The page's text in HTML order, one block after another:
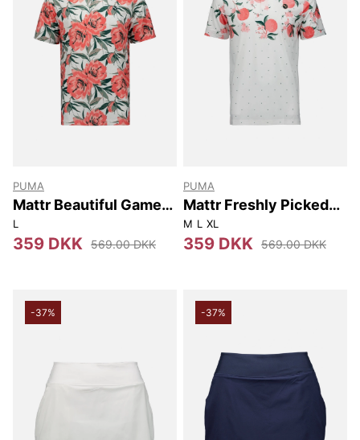
PUMA
Mattr Beautiful Game
Polo
L
359 DKK 569.00 DKK
PUMA
Mattr Freshly Picked
Polo
M L XL
359 DKK 569.00 DKK
-37% -37%